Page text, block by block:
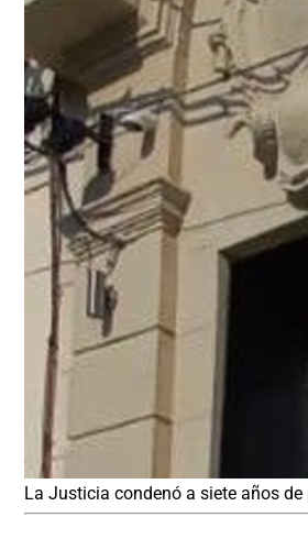
La Justicia condenó a siete años